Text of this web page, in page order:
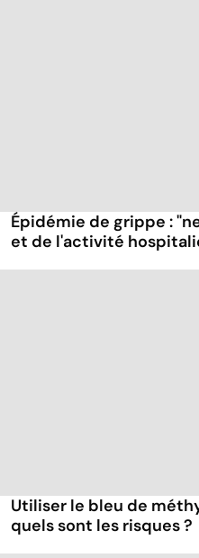
Épidémie de grippe :
et de l'activité
Utiliser le bleu de
quels sont les risques ?